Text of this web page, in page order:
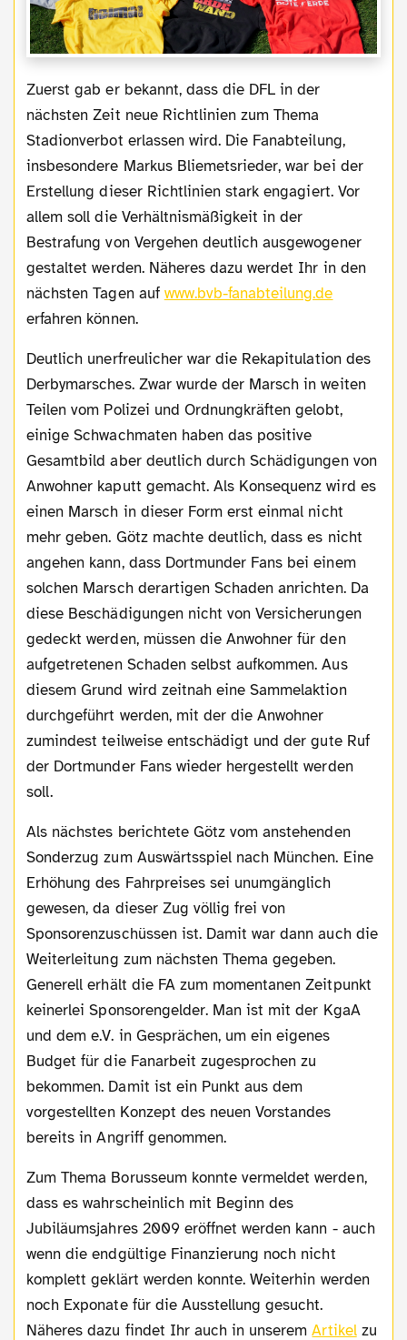
Zuerst gab er bekannt, dass die DFL in der
nächsten Zeit neue Richtlinien zum Thema
Stadionverbot erlassen wird. Die Fanabteilung,
insbesondere Markus Bliemetsrieder, war bei der
Erstellung dieser Richtlinien stark engagiert. Vor
allem soll die Verhältnismäßigkeit in der
Bestrafung von Vergehen deutlich ausgewogener
gestaltet werden. Näheres dazu werdet Ihr in den
nächsten Tagen auf www.bvb-fanabteilung.de
erfahren können.
Deutlich unerfreulicher war die Rekapitulation des
Derbymarsches. Zwar wurde der Marsch in weiten
Teilen vom Polizei und Ordnungkräften gelobt,
einige Schwachmaten haben das positive
Gesamtbild aber deutlich durch Schädigungen von
Anwohner kaputt gemacht. Als Konsequenz wird es
einen Marsch in dieser Form erst einmal nicht
mehr geben. Götz machte deutlich, dass es nicht
angehen kann, dass Dortmunder Fans bei einem
solchen Marsch derartigen Schaden anrichten. Da
diese Beschädigungen nicht von Versicherungen
gedeckt werden, müssen die Anwohner für den
aufgetretenen Schaden selbst aufkommen. Aus
diesem Grund wird zeitnah eine Sammelaktion
durchgeführt werden, mit der die Anwohner
zumindest teilweise entschädigt und der gute Ruf
der Dortmunder Fans wieder hergestellt werden
soll.
Als nächstes berichtete Götz vom anstehenden
Sonderzug zum Auswärtsspiel nach München. Eine
Erhöhung des Fahrpreises sei unumgänglich
gewesen, da dieser Zug völlig frei von
Sponsorenzuschüssen ist. Damit war dann auch die
Weiterleitung zum nächsten Thema gegeben.
Generell erhält die FA zum momentanen Zeitpunkt
keinerlei Sponsorengelder. Man ist mit der KgaA
und dem e.V. in Gesprächen, um ein eigenes
Budget für die Fanarbeit zugesprochen zu
bekommen. Damit ist ein Punkt aus dem
vorgestellten Konzept des neuen Vorstandes
bereits in Angriff genommen.
Zum Thema Borusseum konnte vermeldet werden,
dass es wahrscheinlich mit Beginn des
Jubiläumsjahres 2009 eröffnet werden kann - auch
wenn die endgültige Finanzierung noch nicht
komplett geklärt werden konnte. Weiterhin werden
noch Exponate für die Ausstellung gesucht.
Näheres dazu findet Ihr auch in unseremArtikelzu